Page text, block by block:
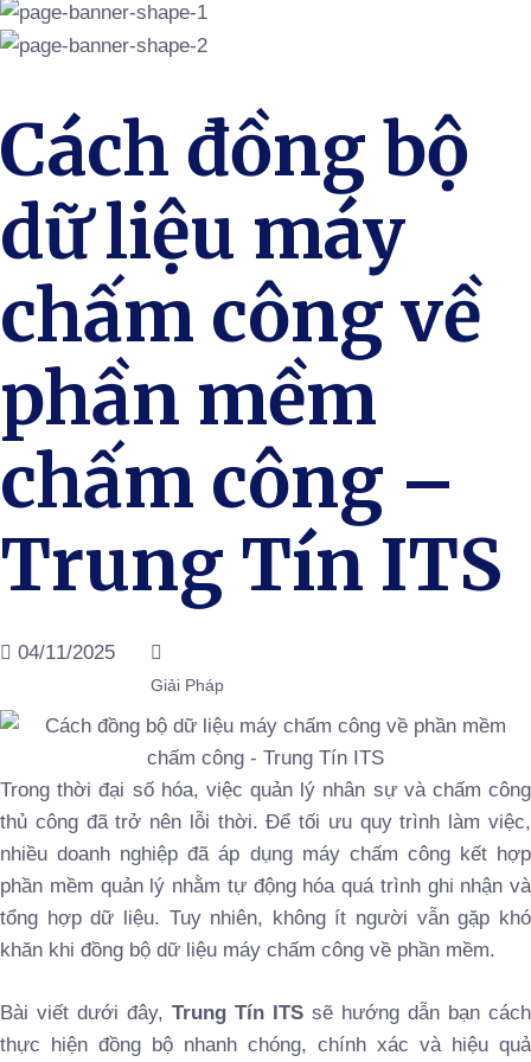
Cách đồng bộ
dữ liệu máy
chấm công về
phần mềm
chấm công –
Trung Tín ITS
04/11/2025
Giải Pháp
Trong thời đại số hóa, việc quản lý nhân sự và chấm công
thủ công đã trở nên lỗi thời. Để tối ưu quy trình làm việc,
nhiều doanh nghiệp đã áp dụng máy chấm công kết hợp
phần mềm quản lý nhằm tự động hóa quá trình ghi nhận và
tổng hợp dữ liệu. Tuy nhiên, không ít người vẫn gặp khó
khăn khi đồng bộ dữ liệu máy chấm công về phần mềm.
Bài viết dưới đây, Trung Tín ITS sẽ hướng dẫn bạn cách
thực hiện đồng bộ nhanh chóng, chính xác và hiệu quả